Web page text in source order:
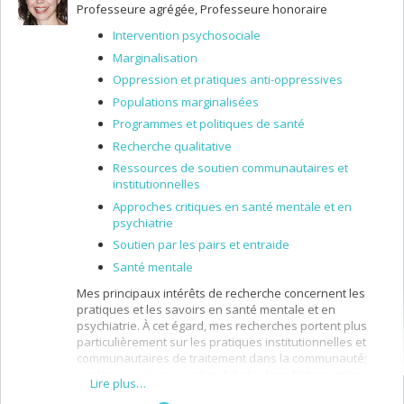
privilégie des recherches qualitatives, réalisées dans
une perspective transdisciplinaire.
Professeure agrégée, Professeure honoraire
Intervention psychosociale
Marginalisation
Oppression et pratiques anti-oppressives
Populations marginalisées
Programmes et politiques de santé
Recherche qualitative
Ressources de soutien communautaires et
institutionnelles
Approches critiques en santé mentale et en
psychiatrie
Soutien par les pairs et entraide
Santé mentale
Mes principaux intérêts de recherche concernent les
pratiques et les savoirs en santé mentale et en
psychiatrie. À cet égard, mes recherches portent plus
particulièrement sur les pratiques institutionnelles et
communautaires de traitement dans la communauté;
sur l’expérience subjective du traitement médical et non
Lire plus…